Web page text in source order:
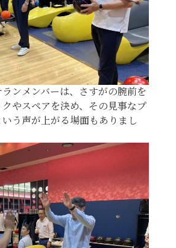
ンメンバーは、さすがの腕前を
やスペアを決め、その見事なプ
う声が上がる場面もありまし